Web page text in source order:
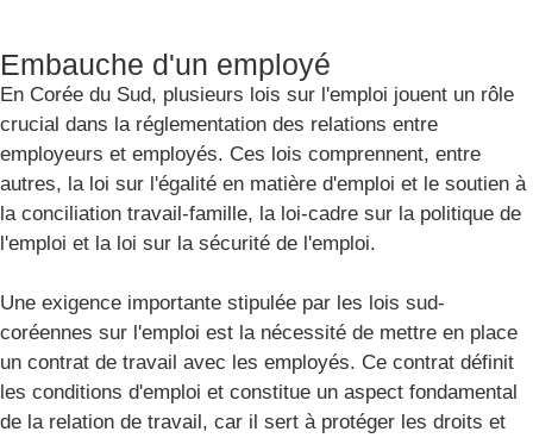
Embauche d'un employé
En Corée du Sud, plusieurs lois sur l'emploi jouent un rôle
crucial dans la réglementation des relations entre
employeurs et employés. Ces lois comprennent, entre
autres, la loi sur l'égalité en matière d'emploi et le soutien à
la conciliation travail-famille, la loi-cadre sur la politique de
l'emploi et la loi sur la sécurité de l'emploi.
Une exigence importante stipulée par les lois sud-
coréennes sur l'emploi est la nécessité de mettre en place
un contrat de travail avec les employés. Ce contrat définit
les conditions d'emploi et constitue un aspect fondamental
de la relation de travail, car il sert à protéger les droits et